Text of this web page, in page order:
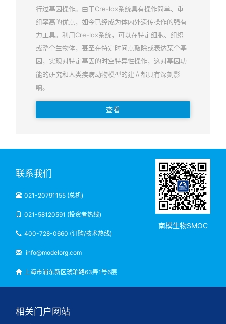
行过基因操作。由于Cre-lox系统具有操作简单、重
组率高的优点，如今已经成为体内外遗传操作的强有
力工具。利用Cre-lox系统，可以在特定细胞、组织
或整个生物体，甚至在特定时间点敲除或表达某个基
因，实现对特定基因的时空特异性操作，这对基因功
能的研究和人类疾病动物模型的建立都具有深刻影
响。
查看
联系我们
021-20791155 (总机)
021-58120591 (投资者热线)
400-728-0660 (订购/技术热线)
info@modelorg.com
上海市浦东新区琥珀路63弄1号6层
南模生物SMOC
相关门户网站